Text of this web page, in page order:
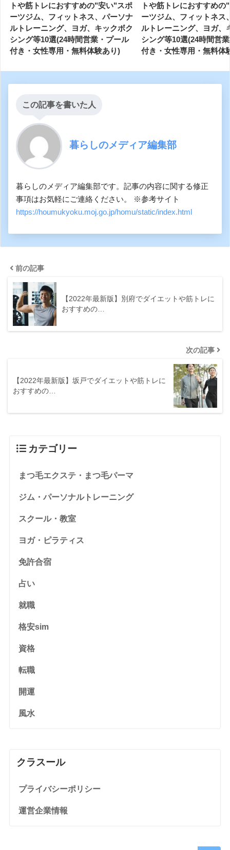
トや筋トレにおすすめの"安い"スポ
ーツジム、フィットネス、パーソナ
ルトレーニング、ヨガ、キックボク
シング等10選(24時間営業・プール
付き・女性専用・無料体験あり)
トや筋トレにおすすめの
ーツジム、フィットネス
ルトレーニング、ヨガ、
シング等10選(24時間営
付き・女性専用・無料体
この記事を書いた人
暮らしのメディア編集部
暮らしのメディア編集部です。記事の内容に関する修正
事項はお気軽にご連絡ください。 ※参考サイト
https://houmukyoku.moj.go.jp/homu/static/index.html
前の記事
【2022年最新版】別府でダイエットや筋トレに
おすすめの…
次の記事
【2022年最新版】坂戸でダイエットや筋トレに
おすすめの…
カテゴリー
まつ毛エクステ・まつ毛パーマ
ジム・パーソナルトレーニング
スクール・教室
ヨガ・ピラティス
免許合宿
占い
就職
格安sim
資格
転職
開運
風水
クラスール
プライバシーポリシー
運営企業情報